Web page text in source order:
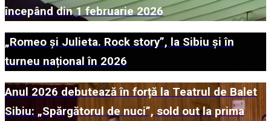
începând din 1 februarie 2026
„Romeo și Julieta. Rock story”, la Sibiu și în
turneu național în 2026
Anul 2026 debutează în forță la Teatrul de Balet
Sibiu: „Spărgătorul de nuci”, sold out la prima